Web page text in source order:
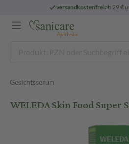
versandkostenfreiab 29 €
Gesichtsserum
WELEDA Skin Food Super